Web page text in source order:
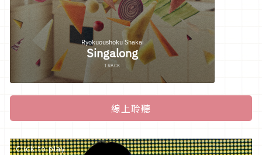
線上聆聽
Click to play